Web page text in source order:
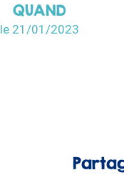
QUAND
le 21/01/2023